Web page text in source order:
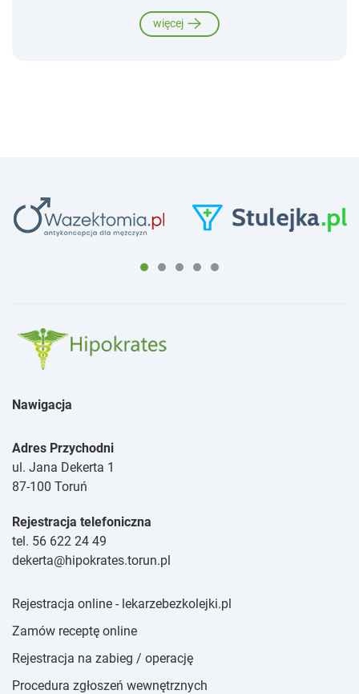
więcej
Nawigacja
Adres Przychodni
ul. Jana Dekerta 1
87-100 Toruń
Rejestracja telefoniczna
tel. 56 622 24 49
dekerta@hipokrates.torun.pl
Rejestracja online - lekarzebezkolejki.pl
Zamów receptę online
Rejestracja na zabieg / operację
Procedura zgłoszeń wewnętrznych